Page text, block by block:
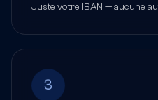
Juste votre IBAN — aucune
3